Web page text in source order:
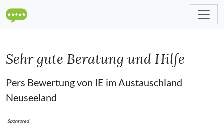
Sehr gute Beratung und Hilfe
Pers Bewertung von IE im Austauschland
Neuseeland
Sponsored